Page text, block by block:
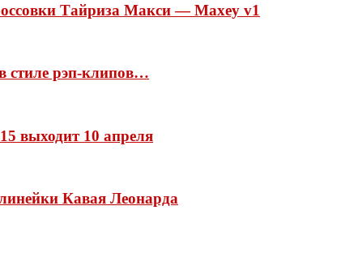
Тайриза Макси — Maxey v1
стиле рэп-клипов…
выходит 10 апреля
Кавая Леонарда